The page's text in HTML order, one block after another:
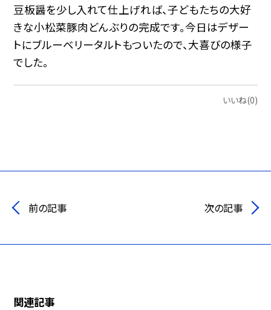
豆板醤を少し入れて仕上げれば、子どもたちの大好
きな小松菜豚肉どんぶりの完成です。今日はデザー
トにブルーベリータルトもついたので、大喜びの様子
でした。
いいね(0)
前の記事 次の記事
関連記事